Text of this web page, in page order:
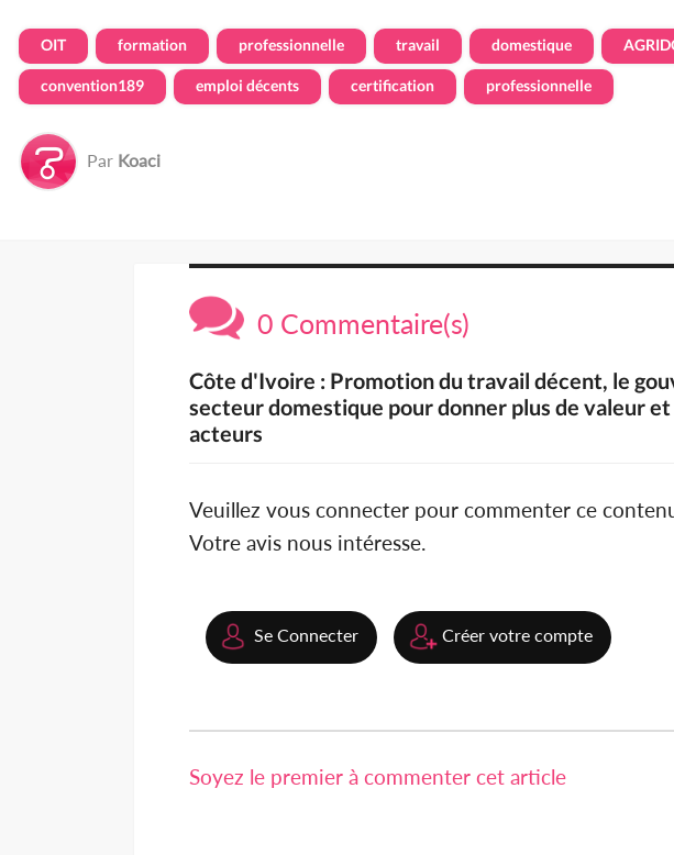
OIT formation professionnelle travail domestique
convention189 emploi décents certification professionnelle
Par Koaci
0 Commentaire(s)
Côte d'Ivoire : Promotion du travail décent, le
secteur domestique pour donner plus de valeur
acteurs
Veuillez vous connecter pour commenter ce
Votre avis nous intéresse.
Se Connecter Créer votre compte
Soyez le premier à commenter cet article